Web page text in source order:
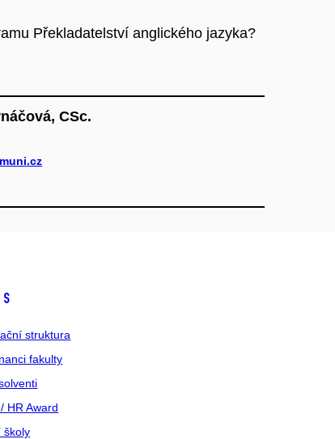
Překladatelství anglického jazyka?
CSc.
struktura
fakulty
HR Award
školy